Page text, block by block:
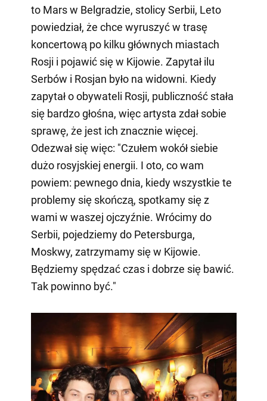
to Mars w Belgradzie, stolicy Serbii, Leto
powiedział, że chce wyruszyć w trasę
koncertową po kilku głównych miastach
Rosji i pojawić się w Kijowie. Zapytał ilu
Serbów i Rosjan było na widowni. Kiedy
zapytał o obywateli Rosji, publiczność stała
się bardzo głośna, więc artysta zdał sobie
sprawę, że jest ich znacznie więcej.
Odezwał się więc: "Czułem wokół siebie
dużo rosyjskiej energii. I oto, co wam
powiem: pewnego dnia, kiedy wszystkie te
problemy się skończą, spotkamy się z
wami w waszej ojczyźnie. Wrócimy do
Serbii, pojedziemy do Petersburga,
Moskwy, zatrzymamy się w Kijowie.
Będziemy spędzać czas i dobrze się bawić.
Tak powinno być."